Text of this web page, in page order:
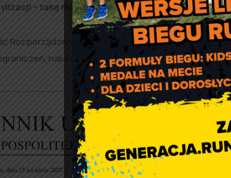
– taką maseczkę należy prać w
Rozporządzenia Rady Ministrów z dnia 15 kwietnia
nakazów i zakazów w związku z